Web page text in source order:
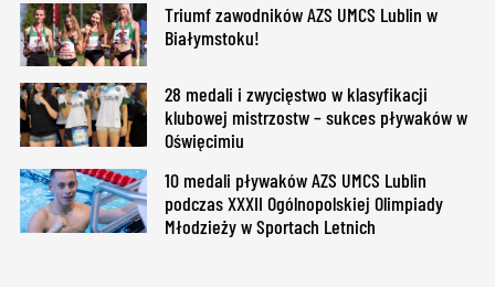
Triumf zawodników AZS UMCS Lublin w
Białymstoku!
28 medali i zwycięstwo w klasyfikacji
klubowej mistrzostw – sukces pływaków w
Oświęcimiu
10 medali pływaków AZS UMCS Lublin
podczas XXXII Ogólnopolskiej Olimpiady
Młodzieży w Sportach Letnich